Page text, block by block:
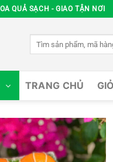
QUẢ SẠCH - GIAO TẬN NƠI
TRANG CHỦ